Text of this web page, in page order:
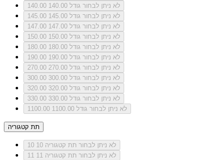
140.00
לא ניתן לבחור גודל 140.00
145.00
לא ניתן לבחור גודל 145.00
147.00
לא ניתן לבחור גודל 147.00
150.00
לא ניתן לבחור גודל 150.00
180.00
לא ניתן לבחור גודל 180.00
190.00
לא ניתן לבחור גודל 190.00
270.00
לא ניתן לבחור גודל 270.00
300.00
לא ניתן לבחור גודל 300.00
320.00
לא ניתן לבחור גודל 320.00
330.00
לא ניתן לבחור גודל 330.00
1100.00
לא ניתן לבחור גודל 1100.00
תת קטגוריה
10
לא ניתן לבחור תת קטגוריה 10
11
לא ניתן לבחור תת קטגוריה 11